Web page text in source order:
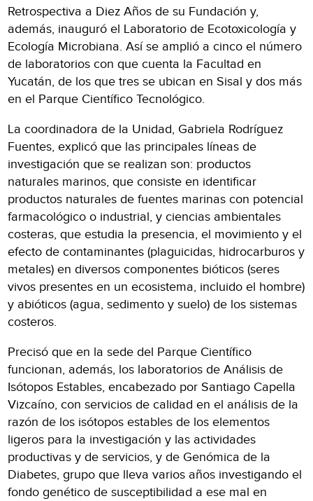
Retrospectiva a Diez Años de su Fundación y,
además, inauguró el Laboratorio de Ecotoxicología y
Ecología Microbiana. Así se amplió a cinco el número
de laboratorios con que cuenta la Facultad en
Yucatán, de los que tres se ubican en Sisal y dos más
en el Parque Científico Tecnológico.
La coordinadora de la Unidad, Gabriela Rodríguez
Fuentes, explicó que las principales líneas de
investigación que se realizan son: productos
naturales marinos, que consiste en identificar
productos naturales de fuentes marinas con potencial
farmacológico o industrial, y ciencias ambientales
costeras, que estudia la presencia, el movimiento y el
efecto de contaminantes (plaguicidas, hidrocarburos y
metales) en diversos componentes bióticos (seres
vivos presentes en un ecosistema, incluido el hombre)
y abióticos (agua, sedimento y suelo) de los sistemas
costeros.
Precisó que en la sede del Parque Científico
funcionan, además, los laboratorios de Análisis de
Isótopos Estables, encabezado por Santiago Capella
Vizcaíno, con servicios de calidad en el análisis de la
razón de los isótopos estables de los elementos
ligeros para la investigación y las actividades
productivas y de servicios, y de Genómica de la
Diabetes, grupo que lleva varios años investigando el
fondo genético de susceptibilidad a ese mal en